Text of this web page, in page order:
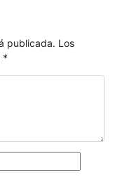
publicada. Los
*